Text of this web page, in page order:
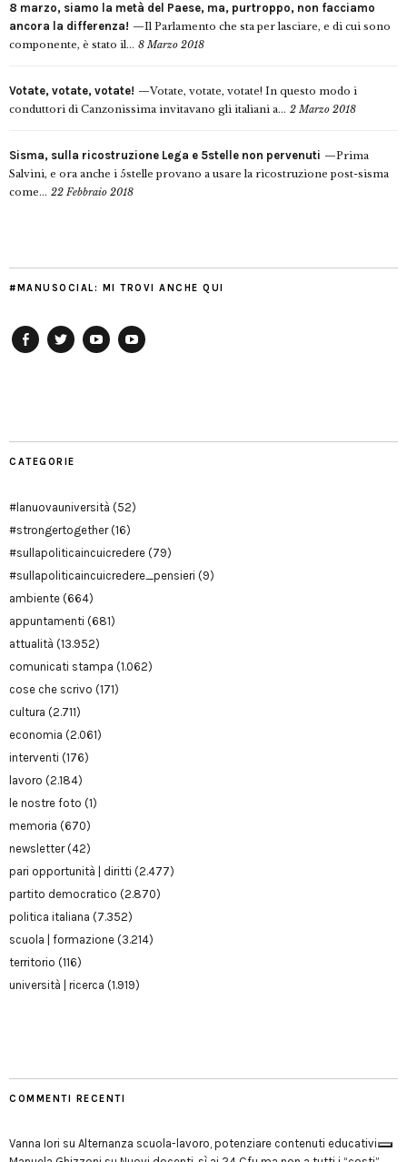
8 marzo, siamo la metà del Paese, ma, purtroppo, non facciamo
ancora la differenza!
Il Parlamento che sta per lasciare, e di cui sono
componente, è stato il... 8 Marzo 2018
Votate, votate, votate!
Votate, votate, votate! In questo modo i
conduttori di Canzonissima invitavano gli italiani a... 2 Marzo 2018
Sisma, sulla ricostruzione Lega e 5stelle non pervenuti
Prima
Salvini, e ora anche i 5stelle provano a usare la ricostruzione post-sisma
come... 22 Febbraio 2018
#MANUSOCIAL: MI TROVI ANCHE QUI
CATEGORIE
#lanuovauniversità (52)
#strongertogether(16)
#sullapoliticaincuicredere (79)
#sullapoliticaincuicredere_pensieri (9)
ambiente (664)
appuntamenti (681)
attualità (13.952)
comunicati stampa (1.062)
cose che scrivo (171)
cultura (2.711)
economia (2.061)
interventi (176)
lavoro (2.184)
le nostre foto (1)
memoria (670)
newsletter(42)
pari opportunità | diritti (2.477)
partito democratico (2.870)
politica italiana (7.352)
scuola | formazione (3.214)
territorio (116)
università | ricerca (1.919)
COMMENTI RECENTI
Vanna Iori su Alternanza scuola-lavoro, potenziare contenuti educativi